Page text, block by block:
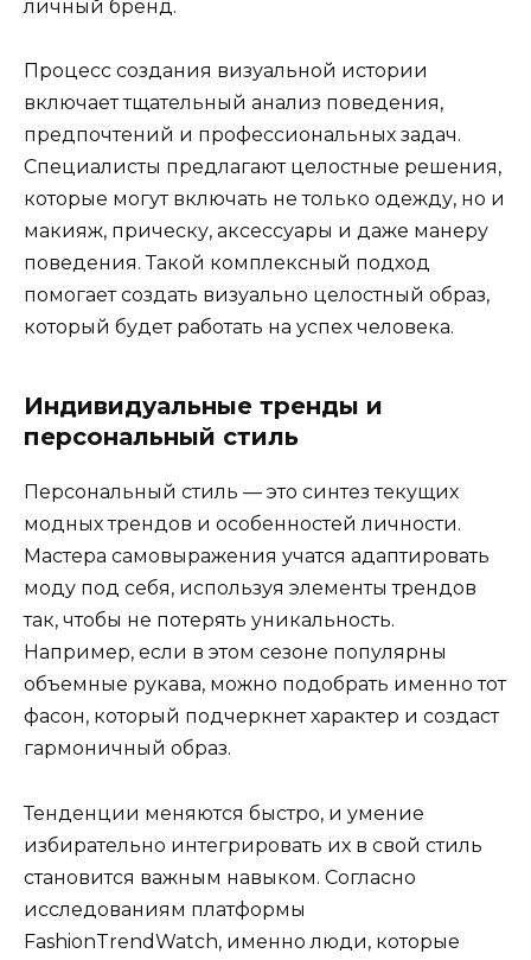
личный бренд.
Процесс создания визуальной истории
включает тщательный анализ поведения,
предпочтений и профессиональных задач.
Специалисты предлагают целостные решения,
которые могут включать не только одежду, но и
макияж, прическу, аксессуары и даже манеру
поведения. Такой комплексный подход
помогает создать визуально целостный образ,
который будет работать на успех человека.
Индивидуальные тренды и
персональный стиль
Персональный стиль — это синтез текущих
модных трендов и особенностей личности.
Мастера самовыражения учатся адаптировать
моду под себя, используя элементы трендов
так, чтобы не потерять уникальность.
Например, если в этом сезоне популярны
объемные рукава, можно подобрать именно тот
фасон, который подчеркнет характер и создаст
гармоничный образ.
Тенденции меняются быстро, и умение
избирательно интегрировать их в свой стиль
становится важным навыком. Согласно
исследованиям платформы
FashionTrendWatch, именно люди, которые